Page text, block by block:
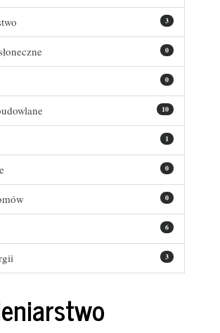
3
0
0
10
1
0
0
6
3